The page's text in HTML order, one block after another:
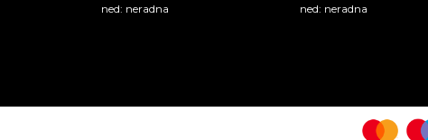
ned: neradna
ned: neradna